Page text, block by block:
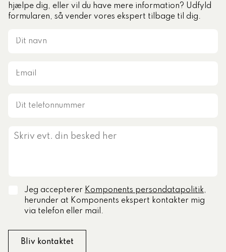
hjælpe dig, eller vil du have mere information? Udfyld
formularen, så vender vores ekspert tilbage til dig.
Jeg accepterer Komponents persondatapolitik,
herunder at Komponents ekspert kontakter mig
via telefon eller mail.